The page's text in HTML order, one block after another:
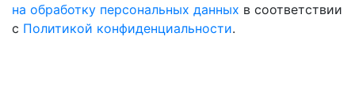
на обработку персональных данных в соответствии
с Политикой конфиденциальности.